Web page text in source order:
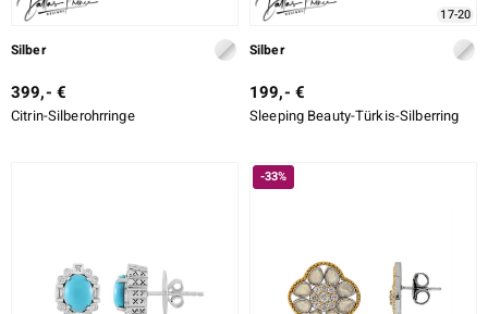
Silber
399,- €
Citrin-Silberohrringe
17-20
Silber
199,- €
Sleeping Beauty-Türkis-Silberring
-33%